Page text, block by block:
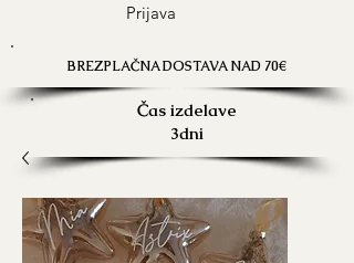
BREZPLAČNA DOSTAVA NAD 70€
Prijava
Čas izdelave
3dni